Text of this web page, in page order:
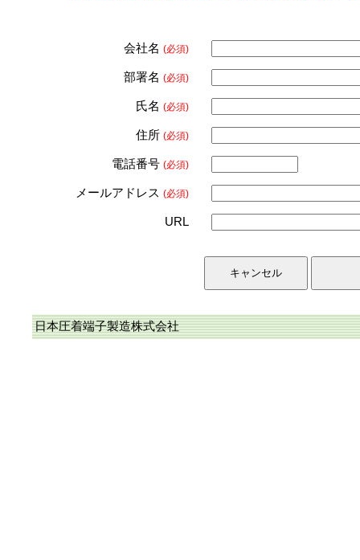
会社名 (必須)
部署名 (必須)
氏名 (必須)
住所 (必須)
電話番号 (必須)
メールアドレス (必須)
URL
日本圧着端子製造株式会社